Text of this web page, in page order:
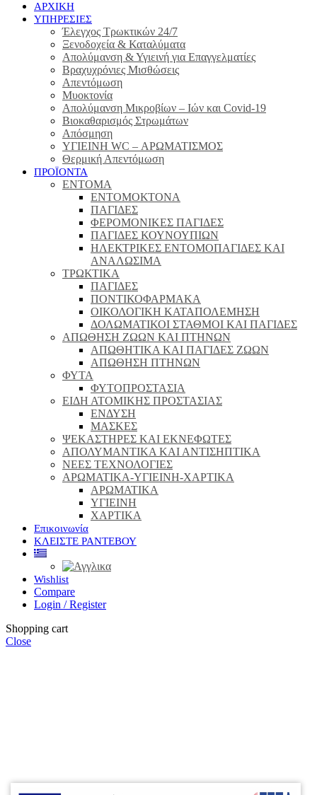
ΑΡΧΙΚΗ
ΥΠΗΡΕΣΙΕΣ
Έλεγχος Τρωκτικών 24/7
Ξενοδοχεία & Καταλύματα
Απολύμανση & Υγιεινή για Επαγγελματίες
Βραχυχρόνιες Μισθώσεις
Απεντόμωση
Μυοκτονία
Απολύμανση Μικροβίων – Ιών και Covid-19
Βιοκαθαρισμός Στρωμάτων
Απόσμηση
ΥΓΙΕΙΝΗ WC – ΑΡΩΜΑΤΙΣΜΟΣ
Θερμική Απεντόμωση
ΠΡΟΪΟΝΤΑ
ΕΝΤΟΜΑ
ΕΝΤΟΜΟΚΤΟΝΑ
ΠΑΓΙΔΕΣ
ΦΕΡΟΜΟΝΙΚΕΣ ΠΑΓΙΔΕΣ
ΠΑΓΙΔΕΣ ΚΟΥΝΟΥΠΙΩΝ
ΗΛΕΚΤΡΙΚΕΣ ΕΝΤΟΜΟΠΑΓΙΔΕΣ ΚΑΙ
ΑΝΑΛΩΣΙΜΑ
ΤΡΩΚΤΙΚΑ
ΠΑΓΙΔΕΣ
ΠΟΝΤΙΚΟΦΑΡΜΑΚΑ
ΟΙΚΟΛΟΓΙΚΗ ΚΑΤΑΠΟΛΕΜΗΣΗ
ΔΟΛΩΜΑΤΙΚΟΙ ΣΤΑΘΜΟΙ ΚΑΙ ΠΑΓΙΔΕΣ
ΑΠΩΘΗΣΗ ΖΩΩΝ ΚΑΙ ΠΤΗΝΩΝ
ΑΠΩΘΗΤΙΚΑ ΚΑΙ ΠΑΓΙΔΕΣ ΖΩΩΝ
ΑΠΩΘΗΣΗ ΠΤΗΝΩΝ
ΦΥΤΑ
ΦΥΤΟΠΡΟΣΤΑΣΙΑ
ΕΙΔΗ ΑΤΟΜΙΚΗΣ ΠΡΟΣΤΑΣΙΑΣ
ΕΝΔΥΣΗ
ΜΑΣΚΕΣ
ΨΕΚΑΣΤΗΡΕΣ ΚΑΙ ΕΚΝΕΦΩΤΕΣ
ΑΠΟΛΥΜΑΝΤΙΚΑ ΚΑΙ ΑΝΤΙΣΗΠΤΙΚΑ
ΝΕΕΣ ΤΕΧΝΟΛΟΓΙΕΣ
ΑΡΩΜΑΤΙΚΑ-ΥΓΙΕΙΝΗ-ΧΑΡΤΙΚΑ
ΑΡΩΜΑΤΙΚΑ
ΥΓΙΕΙΝΗ
ΧΑΡΤΙΚΑ
Επικοινωνία
ΚΛΕΙΣΤΕ ΡΑΝΤΕΒΟΥ
Wishlist
Compare
Login / Register
Shopping cart
Close